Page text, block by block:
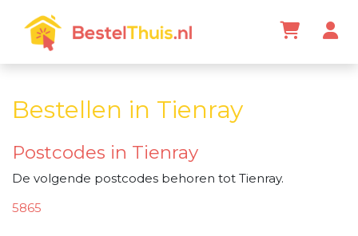
Bestellen in Tienray
Postcodes in Tienray
De volgende postcodes behoren tot Tienray.
5865